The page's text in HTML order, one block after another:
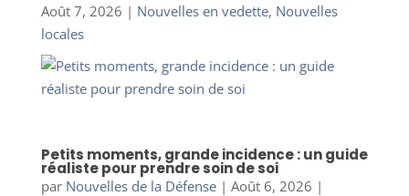
Août 7, 2026 | Nouvelles en vedette, Nouvelles
locales
Petits moments, grande incidence : un guide
réaliste pour prendre soin de soi
par Nouvelles de la Défense| Août 6, 2026 |